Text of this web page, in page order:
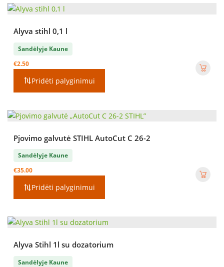
Alyva stihl 0,1 l
Sandėlyje Kaune
€2.50
Pridėti palyginimui
Pjovimo galvutė STIHL AutoCut C 26-2
Sandėlyje Kaune
€35.00
Pridėti palyginimui
Alyva Stihl 1l su dozatorium
Sandėlyje Kaune